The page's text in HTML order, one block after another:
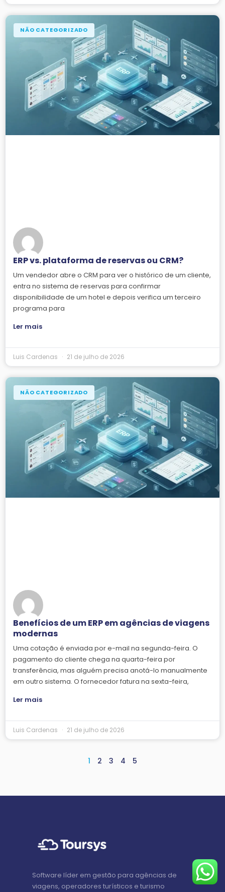
NÃO CATEGORIZADO
ERP vs. plataforma de reservas ou CRM?
Um vendedor abre o CRM para ver o histórico de um cliente,
entra no sistema de reservas para confirmar
disponibilidade de um hotel e depois verifica um terceiro
programa para
Ler mais
Luis Cardenas 21 de julho de 2026
NÃO CATEGORIZADO
Benefícios de um ERP em agências de viagens
modernas
Uma cotação é enviada por e-mail na segunda-feira. O
pagamento do cliente chega na quarta-feira por
transferência, mas alguém precisa anotá-lo manualmente
em outro sistema. O fornecedor fatura na sexta-feira,
Ler mais
Luis Cardenas 21 de julho de 2026
1 2 3 4 5
Software líder em gestão para agências de
viagens, operadores turísticos e turismo